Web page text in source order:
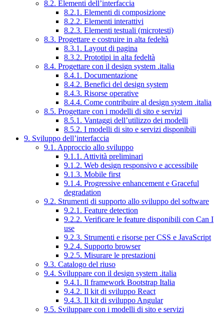
8.2. Elementi dell’interfaccia
8.2.1. Elementi di composizione
8.2.2. Elementi interattivi
8.2.3. Elementi testuali (microtesti)
8.3. Progettare e costruire in alta fedeltà
8.3.1. Layout di pagina
8.3.2. Prototipi in alta fedeltà
8.4. Progettare con il design system .italia
8.4.1. Documentazione
8.4.2. Benefici del design system
8.4.3. Risorse operative
8.4.4. Come contribuire al design system .italia
8.5. Progettare con i modelli di sito e servizi
8.5.1. Vantaggi dell’utilizzo dei modelli
8.5.2. I modelli di sito e servizi disponibili
9. Sviluppo dell’interfaccia
9.1. Approccio allo sviluppo
9.1.1. Attività preliminari
9.1.2. Web design responsivo e accessibile
9.1.3. Mobile first
9.1.4. Progressive enhancement e Graceful
degradation
9.2. Strumenti di supporto allo sviluppo del software
9.2.1. Feature detection
9.2.2. Verificare le feature disponibili con Can I
use
9.2.3. Strumenti e risorse per CSS e JavaScript
9.2.4. Supporto browser
9.2.5. Misurare le prestazioni
9.3. Catalogo del riuso
9.4. Sviluppare con il design system .italia
9.4.1. Il framework Bootstrap Italia
9.4.2. Il kit di sviluppo React
9.4.3. Il kit di sviluppo Angular
9.5. Sviluppare con i modelli di sito e servizi